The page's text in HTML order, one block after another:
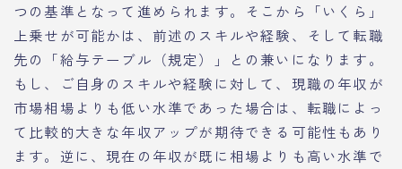
つの基準となって進められます。そこから「いくら」
上乗せが可能かは、前述のスキルや経験、そして転職
先の「給与テーブル（規定）」との兼いになります。
もし、ご自身のスキルや経験に対して、現職の年収が
市場相場よりも低い水準であった場合は、転職によっ
て比較的大きな年収アップが期待できる可能性もあり
ます。逆に、現在の年収が既に相場よりも高い水準で